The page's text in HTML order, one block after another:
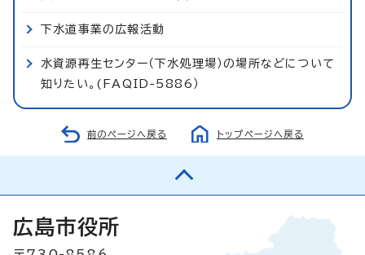
下水道事業の広報活動
水資源再生センター（下水処理場）の場所などについて
知りたい。(FAQID-5886）
前のページへ戻る トップページへ戻る
広島市役所